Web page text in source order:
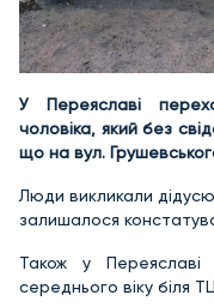
У Переяславі
чоловіка, який без
що на вул.
Люди викликали
залишалося
Також у Переяславі
середнього віку біля